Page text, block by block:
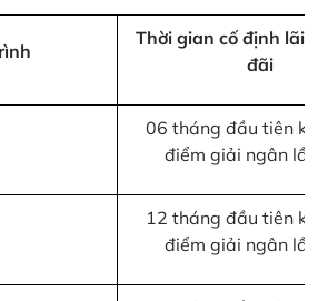
Thời gian cố định lãi
đãi
06 tháng đầu tiên
điểm giải ngân
12 tháng đầu tiên
điểm giải ngân